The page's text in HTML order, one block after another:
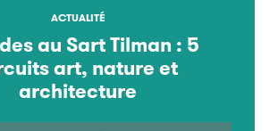
ACTUALITÉ
au Sart Tilman : 5
art, nature et
architecture